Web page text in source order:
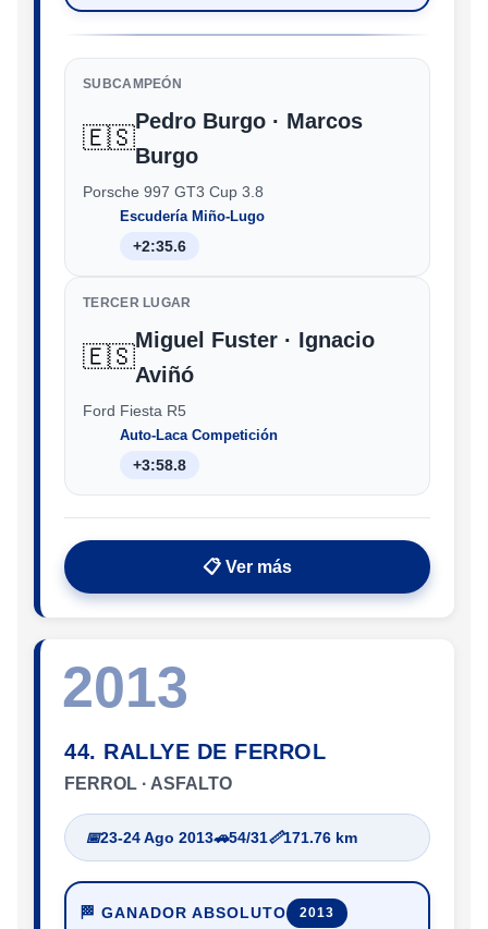
SUBCAMPEÓN
🇪🇸
Pedro Burgo · Marcos
Burgo
Porsche 997 GT3 Cup 3.8
Escudería Miño-Lugo
+2:35.6
TERCER LUGAR
🇪🇸
Miguel Fuster · Ignacio
Aviñó
Ford Fiesta R5
Auto-Laca Competición
+3:58.8
📋 Ver más
2013
44. RALLYE DE FERROL
FERROL · ASFALTO
📅23-24 Ago 2013🚗54/31📏171.76 km
🏁 GANADOR ABSOLUTO 2013